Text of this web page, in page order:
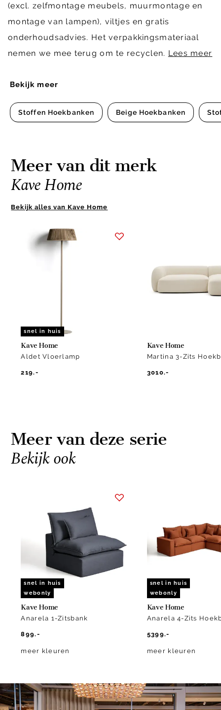
Bekijk meer
Stoffen Hoekbanken Beige Hoekbanken
(excl. zelfmontage meubels, muurmontage en
montage van lampen), viltjes en gratis
onderhoudsadvies. Het verpakkingsmateriaal
nemen we mee terug om te recyclen. Lees meer
Meer van dit merk
Kave Home
Bekijk alles van Kave Home
snel in huis
Kave Home
Aldet Vloerlamp
219.-
Kave Home
Martina 3-Zits
3010.-
Meer van deze serie
Bekijk ook
snel in huis
webonly
Kave Home
Anarela 1-Zitsbank
899.-
meer kleuren
snel in huis
webonly
Kave Home
Anarela 4-Zits
5399.-
meer kleuren